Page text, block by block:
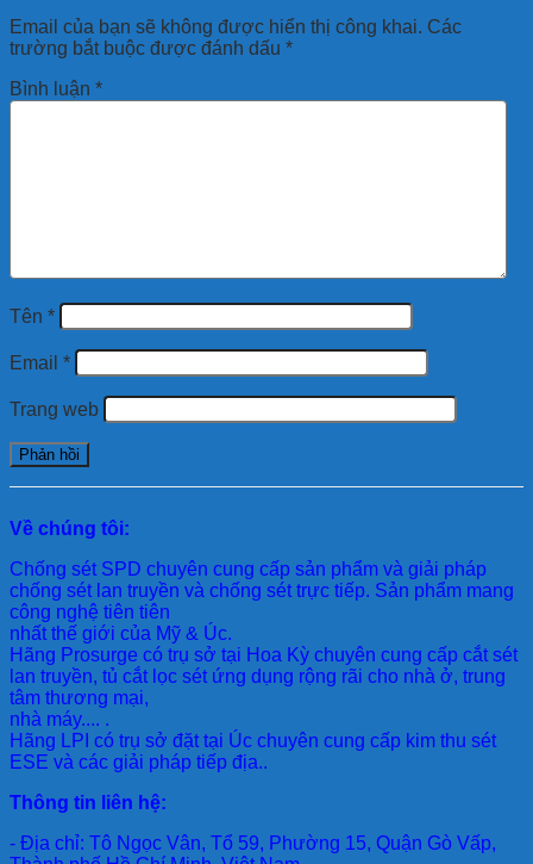
Email của bạn sẽ không được hiển thị công khai. Các
trường bắt buộc được đánh dấu *
Bình luận *
Tên *
Email *
Trang web
Về chúng tôi:
Chống sét SPD chuyên cung cấp sản phẩm và giải pháp
chống sét lan truyền và chống sét trực tiếp. Sản phẩm mang
công nghệ tiên tiên
nhất thế giới của Mỹ & Úc.
Hãng Prosurge có trụ sở tại Hoa Kỳ chuyên cung cấp cắt sét
lan truyền, tủ cắt lọc sét ứng dụng rộng rãi cho nhà ở, trung
tâm thương mại,
nhà máy.... .
Hãng LPI có trụ sở đặt tại Úc chuyên cung cấp kim thu sét
ESE và các giải pháp tiếp địa..
Thông tin liên hệ:
- Địa chỉ: Tô Ngọc Vân, Tổ 59, Phường 15, Quận Gò Vấp,